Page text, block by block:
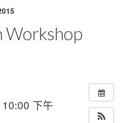
Workshop
下午